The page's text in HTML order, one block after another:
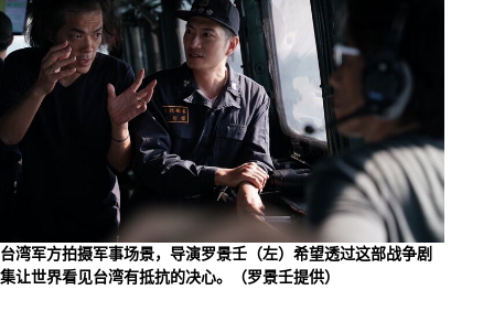
台湾军方拍摄军事场景，导演罗景壬（左）希望透过这部战争剧
集让世界看见台湾有抵抗的决心。（罗景壬提供）